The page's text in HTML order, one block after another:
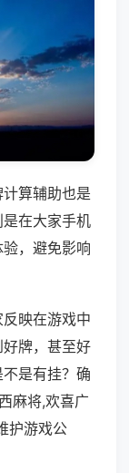
算辅助也是
在大家手机
，避免影响
映在游戏中
牌，甚至好
是有挂？确
麻将,欢喜广
护游戏公